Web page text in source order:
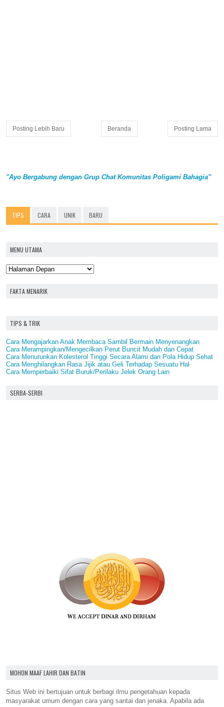
Posting Lebih Baru Posting Lama
Beranda
"Ayo Bergabung dengan Grup Chat Komunitas Poligami Bahagia"
TIPS CARA UNIK BARU
MENU UTAMA
FAKTA MENARIK
TIPS & TRIK
Cara Mengajarkan Anak Membaca Sambil Bermain Menyenangkan
Cara Merampingkan/Mengecilkan Perut Buncit Mudah dan Cepat
Cara Menurunkan Kolesterol Tinggi Secara Alami dan Pola Hidup Sehat
Cara Menghilangkan Rasa Jijik atau Geli Terhadap Sesuatu Hal
Cara Memperbaiki Sifat Buruk/Perilaku Jelek Orang Lain
SERBA-SERBI
MOHON MAAF LAHIR DAN BATIN
Situs Web ini bertujuan untuk berbagi ilmu pengetahuan kepada
masyarakat umum dengan cara yang santai dan jenaka. Apabila ada